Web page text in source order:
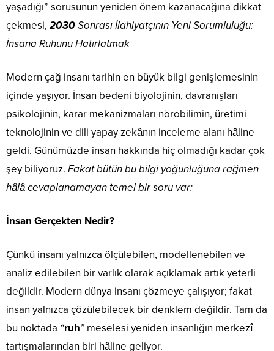
yaşadığı” sorusunun yeniden önem kazanacağına dikkat
çekmesi, 2030Sonrası İlahiyatçının Yeni Sorumluluğu:
İnsana Ruhunu Hatırlatmak
Modern çağ insanı tarihin en büyük bilgi genişlemesinin
içinde yaşıyor. İnsan bedeni biyolojinin, davranışları
psikolojinin, karar mekanizmaları nörobilimin, üretimi
teknolojinin ve dili yapay zekânın inceleme alanı hâline
geldi. Günümüzde insan hakkında hiç olmadığı kadar çok
şey biliyoruz. Fakat bütün bu bilgi yoğunluğuna rağmen
hâlâ cevaplanamayan temel bir soru var:
İnsan Gerçekten Nedir?
Çünkü insanı yalnızca ölçülebilen, modellenebilen ve
analiz edilebilen bir varlık olarak açıklamak artık yeterli
değildir. Modern dünya insanı çözmeye çalışıyor; fakat
insan yalnızca çözülebilecek bir denklem değildir. Tam da
bu noktada “ruh” meselesi yeniden insanlığın merkezî
tartışmalarından biri hâline geliyor.